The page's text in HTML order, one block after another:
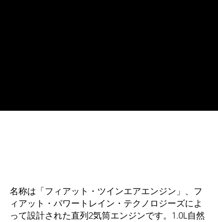
名称は「フィアット・ツインエアエンジン」、フ
ィアット・パワートレイン・テクノロジーズによ
って設計された直列2気筒エンジンです。1.0L自然